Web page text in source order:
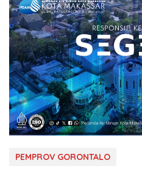
PEMPROV GORONTALO